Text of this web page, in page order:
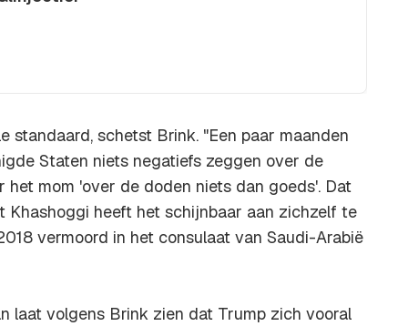
standaard, schetst Brink. "Een paar maanden
Staten niets negatiefs zeggen over de
het mom 'over de doden niets dan goeds'. Dat
Khashoggi heeft het schijnbaar aan zichzelf te
vermoord in het consulaat van Saudi-Arabië
laat volgens Brink zien dat Trump zich vooral